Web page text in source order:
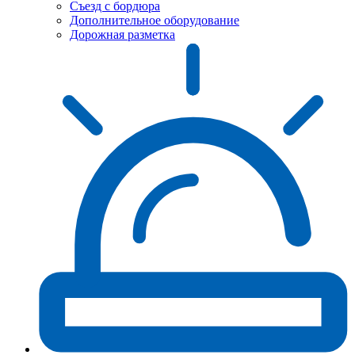
Съезд с бордюра
Дополнительное оборудование
Дорожная разметка